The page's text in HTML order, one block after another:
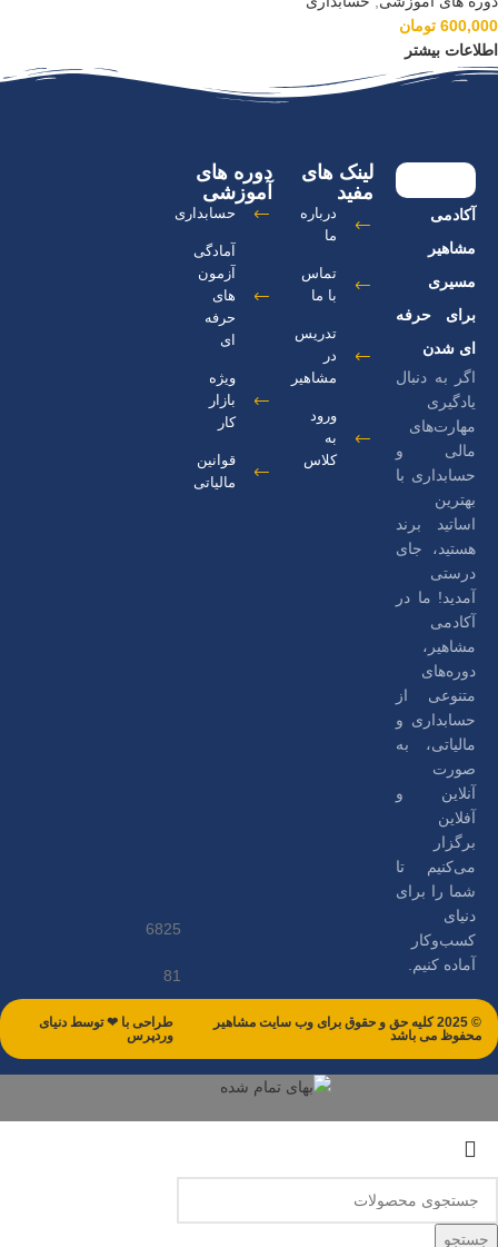
600,000 تومان
اطلاعات بیشتر
آکادمی
مشاهیر
مسیری
برای حرفه
ای شدن
اگر به دنبال
یادگیری
مهارت‌های
مالی و
حسابداری با
بهترین
اساتید برند
هستید، جای
درستی
آمدید! ما در
آکادمی
مشاهیر،
دوره‌های
متنوعی از
حسابداری و
مالیاتی، به
صورت
آنلاین و
آفلاین
برگزار
می‌کنیم تا
شما را برای
دنیای
کسب‌وکار
آماده کنیم.
لینک های
مفید
درباره
ما
تماس
با ما
تدریس
در
مشاهیر
ورود
به
کلاس
دوره های
آموزشی
حسابداری
آمادگی
آزمون
های
حرفه
ای
ویژه
بازار
کار
قوانین
مالیاتی
6825
81
© 2025 کلیه حق و حقوق برای وب سایت مشاهیر
محفوظ می باشد
طراحی با ❤ توسط​ دنیای
وردپرس
جستجو